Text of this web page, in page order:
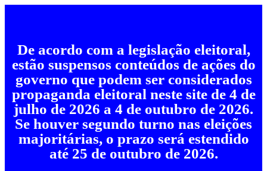
De acordo com a legislação eleitoral,
estão suspensos conteúdos de ações do
governo que podem ser considerados
propaganda eleitoral neste site de 4 de
julho de 2026 a 4 de outubro de 2026.
Se houver segundo turno nas eleições
majoritárias, o prazo será estendido
até 25 de outubro de 2026.